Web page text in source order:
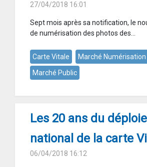
27/04/2018 16:01
Sept mois après sa notification, le
de numérisation des photos des...
Carte Vitale
Marché Numérisation
Marché Public
Les 20 ans du
national de la carte
06/04/2018 16:12